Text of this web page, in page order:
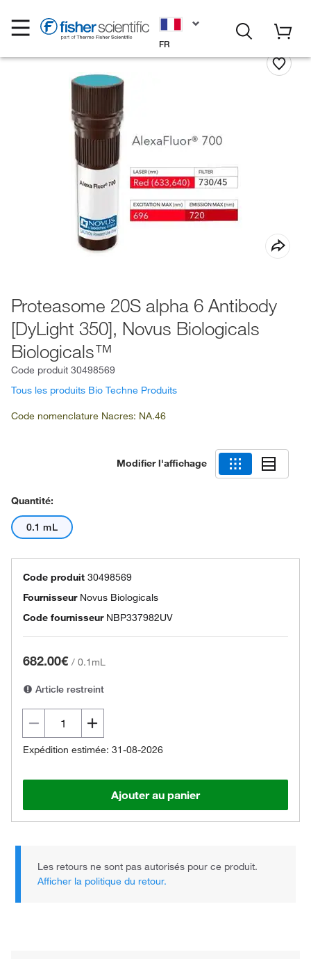
FR
Proteasome 20S alpha 6 Antibody
[DyLight 350], Novus Biologicals
Biologicals™
Code produit 30498569
Tous les produits Bio Techne Produits
Code nomenclature Nacres: NA.46
Modifier l'affichage
Quantité:
0.1 mL
Code produit 30498569
Fournisseur Novus Biologicals
Code fournisseur NBP337982UV
682.00€ / 0.1mL
Article restreint
Expédition estimée: 31-08-2026
Ajouter au panier
Les retours ne sont pas autorisés pour ce produit.
Afficher la politique du retour.